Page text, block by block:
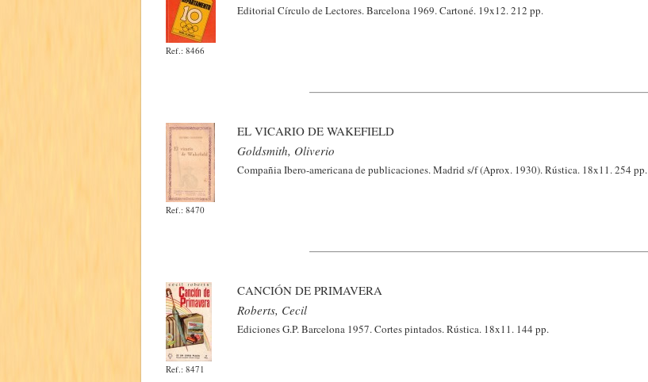
Ref.: 8466
Editorial Círculo de Lectores. Barcelona 1969. Cartoné. 19x12. 212 pp.
Ref.: 8470
EL VICARIO DE WAKEFIELD
Goldsmith, Oliverio
Compañia Ibero-americana de publicaciones. Madrid s/f (Aprox. 1930). Rústica. 18x11. 254 pp.
Ref.: 8471
CANCIÓN DE PRIMAVERA
Roberts, Cecil
Ediciones G.P. Barcelona 1957. Cortes pintados. Rústica. 18x11. 144 pp.